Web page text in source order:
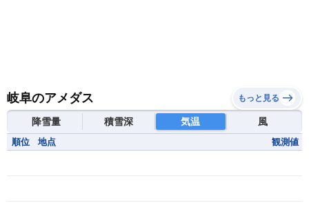
岐阜のアメダス もっと見る
降雪量 積雪深 気温 風
順位 地点 観測値